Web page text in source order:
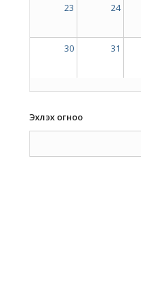
23 24
30 31
Эхлэх огноо